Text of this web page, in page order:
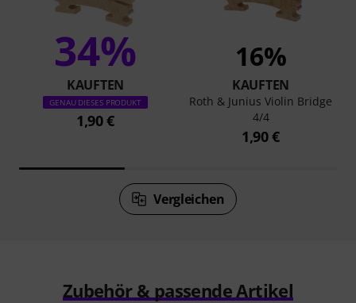
34%
KAUFTEN
GENAU DIESES PRODUKT
1,90 €
16%
KAUFTEN
Roth & Junius Violin Bridge
4/4
1,90 €
Vergleichen
Zubehör & passende Artikel